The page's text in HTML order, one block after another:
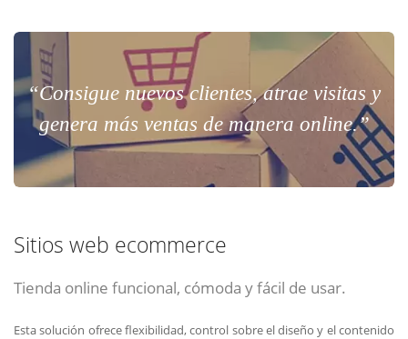
“Consigue nuevos clientes, atrae visitas y
genera más ventas de manera online.”
Sitios web ecommerce
Tienda online funcional, cómoda y fácil de usar.
Esta solución ofrece flexibilidad, control sobre el diseño y el contenido